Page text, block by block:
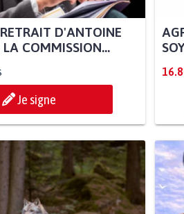
D'ANTOINE
COMMISSION...
Je signe